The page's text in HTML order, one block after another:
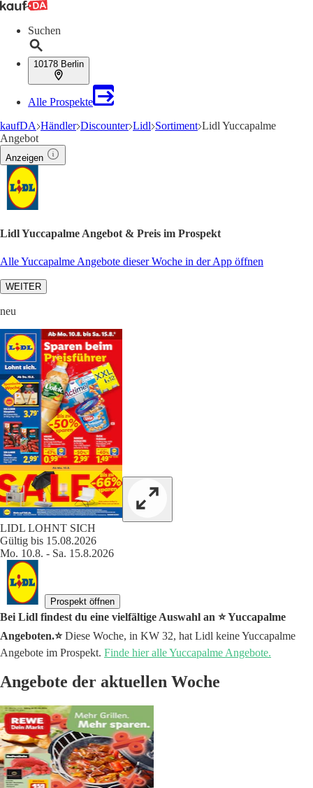
Suchen
10178 Berlin
Alle Prospekte
kaufDA Händler Discounter Lidl Sortiment Lidl Yuccapalme
Angebot
Anzeigen
Lidl Yuccapalme Angebot & Preis im Prospekt
Alle Yuccapalme Angebote dieser Woche in der App öffnen
WEITER
neu
LIDL LOHNT SICH
Gültig bis 15.08.2026
Mo. 10.8. - Sa. 15.8.2026
Prospekt öffnen
Bei Lidl findest du eine vielfältige Auswahl an ⭐️ Yuccapalme
Angeboten.⭐️Diese Woche, in KW 32, hat Lidl keine Yuccapalme
Angebote im Prospekt. Finde hier alle Yuccapalme Angebote.
Angebote der aktuellen Woche